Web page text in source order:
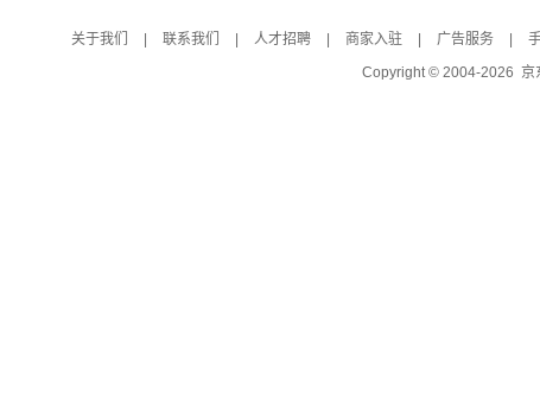
关于我们
联系我们 人才招聘 商家入驻 广告服务
Copyright © 2004-2026 京